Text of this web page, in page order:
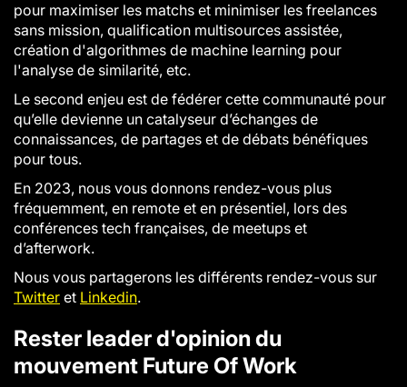
pour maximiser les matchs et minimiser les freelances
sans mission, qualification multisources assistée,
création d'algorithmes de machine learning pour
l'analyse de similarité, etc.
Le second enjeu est de fédérer cette communauté pour
qu’elle devienne un catalyseur d’échanges de
connaissances, de partages et de débats bénéfiques
pour tous.
En 2023, nous vous donnons rendez-vous plus
fréquemment, en remote et en présentiel, lors des
conférences tech françaises, de meetups et
d’afterwork.
Nous vous partagerons les différents rendez-vous sur
Twitter et Linkedin.
Rester leader d'opinion du
mouvement Future Of Work